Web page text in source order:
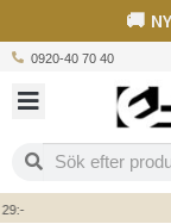
🚚
0920-40 70 40